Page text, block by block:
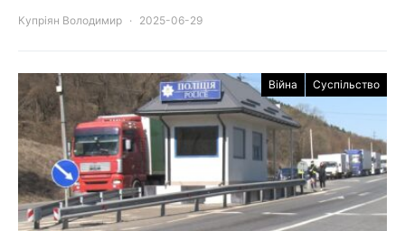
Купріян Володимир 2025-06-29
Війна Суспільство